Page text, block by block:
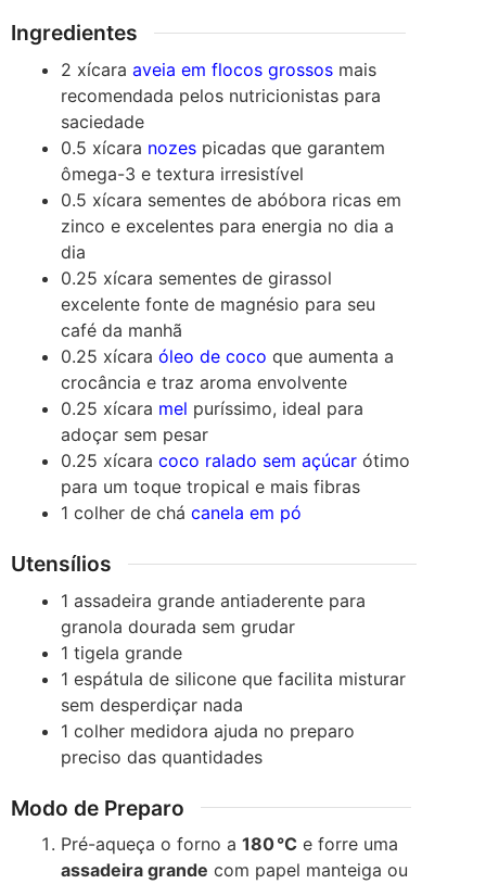
Ingredientes
2 xícara aveia em flocos grossos mais
recomendada pelos nutricionistas para
saciedade
0.5 xícara nozes picadas que garantem
ômega-3 e textura irresistível
0.5 xícara sementes de abóbora ricas em
zinco e excelentes para energia no dia a
dia
0.25 xícara sementes de girassol
excelente fonte de magnésio para seu
café da manhã
0.25 xícara óleo de coco que aumenta a
crocância e traz aroma envolvente
0.25 xícara mel puríssimo, ideal para
adoçar sem pesar
0.25 xícara coco ralado sem açúcar ótimo
para um toque tropical e mais fibras
1 colher de chá canela em pó
Utensílios
1 assadeira grandeantiaderente para
granola dourada sem grudar
1 tigela grande
1 espátula de siliconeque facilita misturar
sem desperdiçar nada
1 colher medidoraajuda no preparo
preciso das quantidades
Modo de Preparo
Pré-aqueça o forno a180 °C e forre uma
assadeira grande com papel manteiga ou